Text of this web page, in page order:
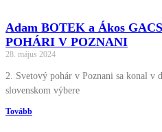
Adam BOTEK a Ákos
POHÁRI V POZNANI
28. május 2024
2. Svetový pohár v Poznani sa konal v
slovenskom výbere
Tovább